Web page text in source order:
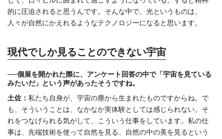
的に圧迫されると思うんです。そんな中で、光というものは、
人々が自然にかえれるようなテクノロジーになると思います。
現代でしか見ることのできない宇宙
──個展を開かれた際に、アンケート回答の中で「宇宙を見ている
みたいだ」という声があったそうですね。
土佐： 私たち自身が、宇宙の塵から生まれたものですからね。で
も、そういうことは、なかなか実体験としては感じられない。そ
れをつなげられる気がして、こういう仕事をしています。私の仕
事は、先端技術を使って自然を見る、自然の中の美を見るという